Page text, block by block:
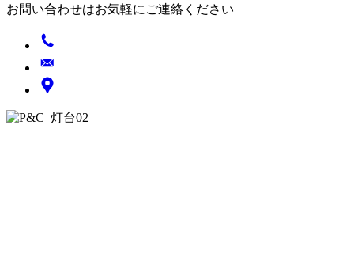
お問い合わせはお気軽にご連絡ください